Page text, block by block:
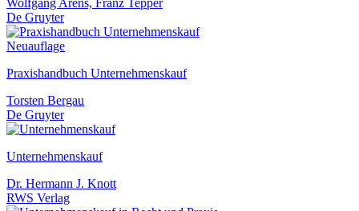
Wolfgang Arens, Franz Tepper
De Gruyter
Neuauflage
Praxishandbuch Unternehmenskauf
Torsten Bergau
De Gruyter
Unternehmenskauf
Dr. Hermann J. Knott
RWS Verlag